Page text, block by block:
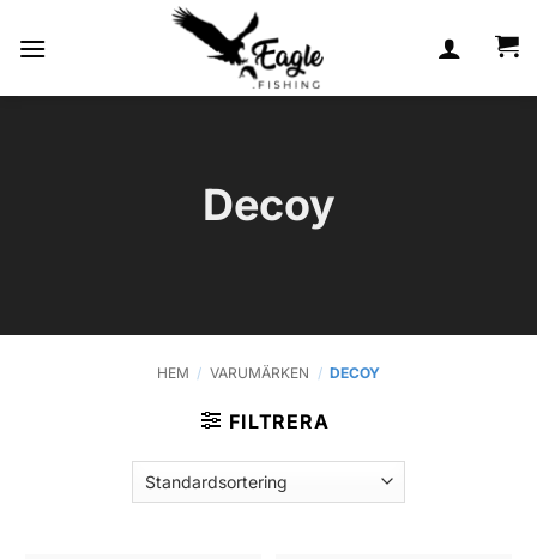
Decoy
HEM / VARUMÄRKEN / DECOY
FILTRERA